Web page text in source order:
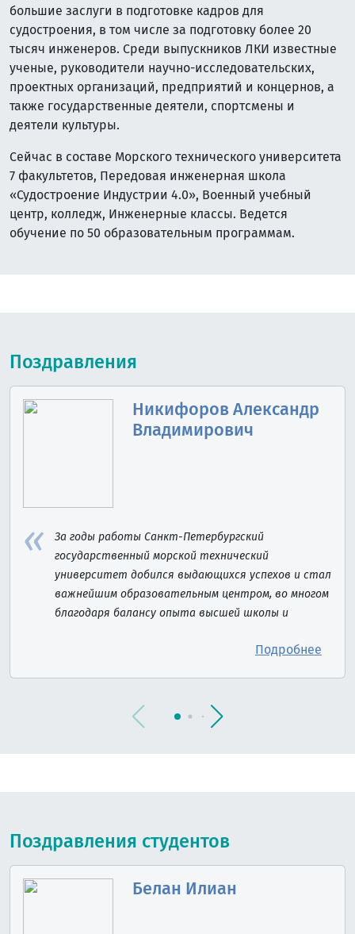
большие заслуги в подготовке кадров для
судостроения, в том числе за подготовку более 20
тысяч инженеров. Среди выпускников ЛКИ известные
ученые, руководители научно-исследовательских,
проектных организаций, предприятий и концернов, а
также государственные деятели, спортсмены и
деятели культуры.
Сейчас в составе Морского технического университета
7 факультетов, Передовая инженерная школа
«Судостроение Индустрии 4.0», Военный учебный
центр, колледж, Инженерные классы. Ведется
обучение по 50 образовательным программам.
Поздравления
Никифоров Александр
Владимирович
За годы работы Санкт-Петербургский
государственный морской технический
университет добился выдающихся успехов и стал
важнейшим образовательным центром, во многом
благодаря балансу опыта высшей школы и
современных методов работы.
Подробнее
Поздравления студентов
Белан Илиан